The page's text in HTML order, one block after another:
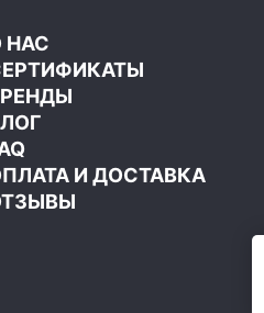
НАС
И ДОСТАВКА